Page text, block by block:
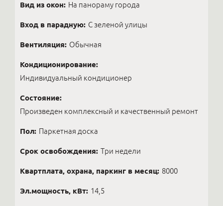
Вид из окон: На панораму города
Вход в парадную: С зеленой улицы
Вентиляция: Обычная
Кондиционирование:
Индивидуальный кондиционер
Состояние:
Произведен комплексный и качественный ремонт
Пол: Паркетная доска
Срок освобождения: Три недели
Квартплата, охрана, паркинг в месяц: 8000
Эл.мощность, кВт: 14,5